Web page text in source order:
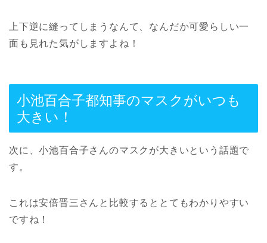
上下逆に縫ってしまうなんて、なんだか可愛らしい一
面も見れた気がしますよね！
小池百合子都知事のマスクがいつも
大きい！
次に、小池百合子さんのマスクが大きいという話題で
す。
これは安倍晋三さんと比較するととてもわかりやすい
ですね！